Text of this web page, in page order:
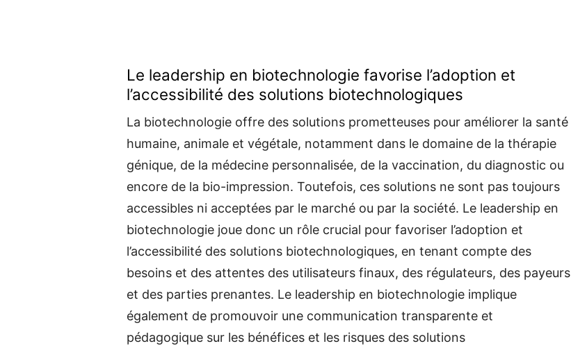
Le leadership en biotechnologie favorise l’adoption et
l’accessibilité des solutions biotechnologiques
La biotechnologie offre des solutions prometteuses pour améliorer la santé
humaine, animale et végétale, notamment dans le domaine de la thérapie
génique, de la médecine personnalisée, de la vaccination, du diagnostic ou
encore de la bio-impression. Toutefois, ces solutions ne sont pas toujours
accessibles ni acceptées par le marché ou par la société. Le leadership en
biotechnologie joue donc un rôle crucial pour favoriser l’adoption et
l’accessibilité des solutions biotechnologiques, en tenant compte des
besoins et des attentes des utilisateurs finaux, des régulateurs, des payeurs
et des parties prenantes. Le leadership en biotechnologie implique
également de promouvoir une communication transparente et
pédagogique sur les bénéfices et les risques des solutions